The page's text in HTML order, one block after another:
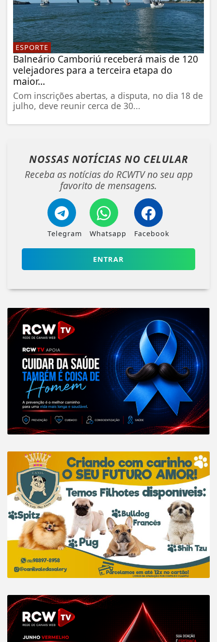
ESPORTE
Balneário Camboriú receberá mais de 120
velejadores para a terceira etapa do
maior...
Com inscrições abertas, a disputa, no dia 18 de
julho, deve reunir cerca de 30...
NOSSAS NOTÍCIAS NO CELULAR
Receba as notícias do RCWTV no seu app
favorito de mensagens.
Telegram Whatsapp Facebook
ENTRAR